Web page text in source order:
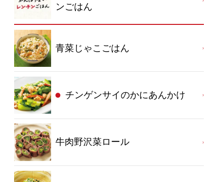
ンごはん
青菜じゃこごはん
チンゲンサイのかにあんかけ
牛肉野沢菜ロール